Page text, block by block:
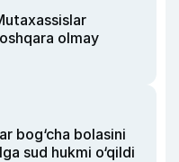
olmay
bog‘cha bolasini
sud hukmi o‘qildi